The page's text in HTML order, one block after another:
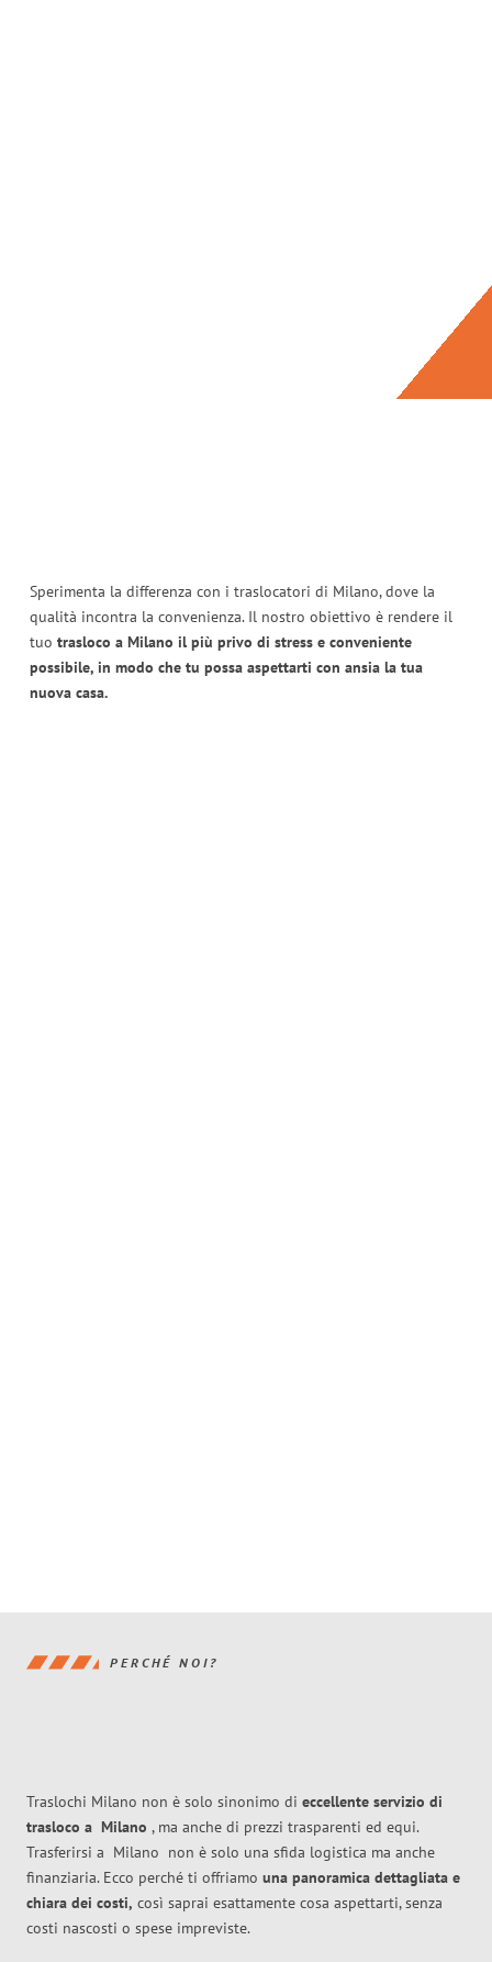
Sperimenta la differenza con i traslocatori di Milano, dove la
qualità incontra la convenienza. Il nostro obiettivo è rendere il
tuo trasloco a Milano il più privo di stress e conveniente
possibile, in modo che tu possa aspettarti con ansia la tua
nuova casa.
PERCHÉ NOI?
Traslochi Milano non è solo sinonimo di eccellente servizio di
trasloco a Milano , ma anche di prezzi trasparenti ed equi.
Trasferirsi a Milano non è solo una sfida logistica ma anche
finanziaria. Ecco perché ti offriamo una panoramica dettagliata e
chiara dei costi, così saprai esattamente cosa aspettarti, senza
costi nascosti o spese impreviste.